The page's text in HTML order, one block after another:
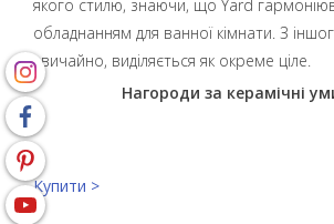
якого стилю, знаючи, що Yard
обладнанням для ванної кімнати. З
звичайно, виділяється як окреме ціле.
Нагороди за керамічні
Купити >